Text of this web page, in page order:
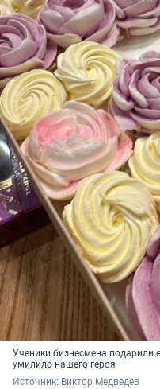
Ученики бизнесмена подарили
умилило нашего героя
Источник: Виктор Медведев